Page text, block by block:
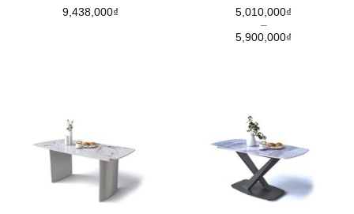
9,438,000₫
5,010,000₫
–
5,900,000₫